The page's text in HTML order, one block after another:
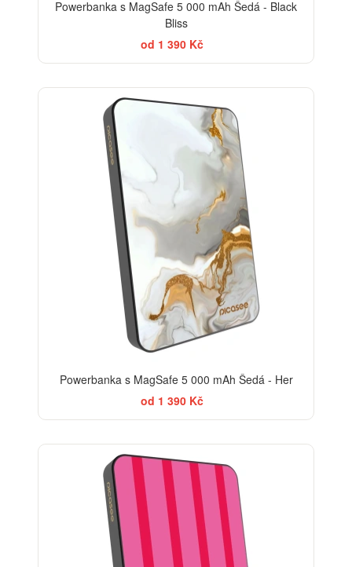
Powerbanka s MagSafe 5 000 mAh Šedá - Black
Bliss
od 1 390 Kč
Powerbanka s MagSafe 5 000 mAh Šedá - Her
od 1 390 Kč